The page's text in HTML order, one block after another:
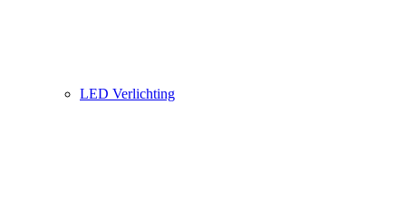
LED Verlichting